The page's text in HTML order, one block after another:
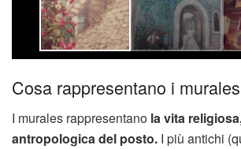
Cosa rappresentano i
I murales rappresentano la vita
antropologica del posto. I più antichi